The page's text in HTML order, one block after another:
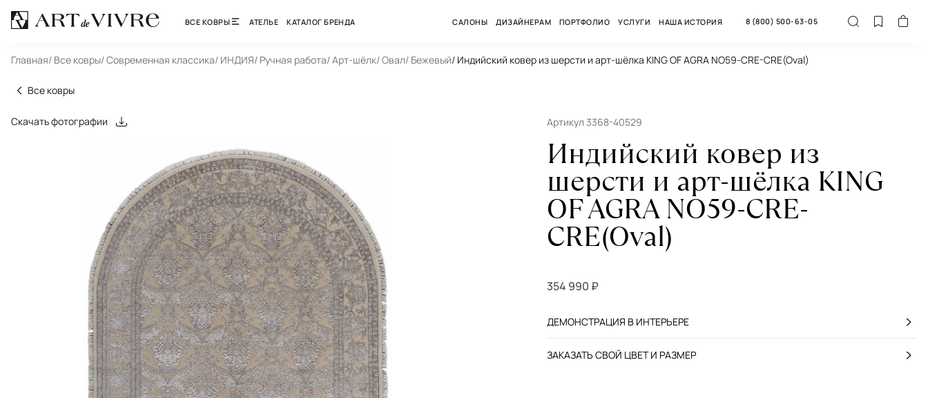
ВСЕ КОВРЫ АТЕЛЬЕ КАТАЛОГ БРЕНДА САЛОНЫ ДИЗАЙНЕРАМ ПОРТФОЛИО УСЛУГИ НАША ИСТОРИЯ 8 (800) 500-63-05
Главная/ Все ковры/ Современная классика/ ИНДИЯ/ Ручная работа/ Арт-шёлк/ Овал/ Бежевый/ Индийский ковер из шерсти и арт-шёлка KING OF AGRA NO59-CRE-CRE(Oval)
Все ковры
Скачать фотографии Артикул 3368-40529
Индийский ковер из
шерсти и арт-шёлка KING
OF AGRA NO59-CRE-
CRE(Oval)
354 990 ₽
ДЕМОНСТРАЦИЯ В ИНТЕРЬЕРЕ
ЗАКАЗАТЬ СВОЙ ЦВЕТ И РАЗМЕР